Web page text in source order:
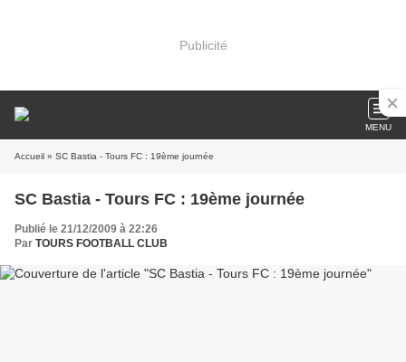
Publicité
MENU
Accueil » SC Bastia - Tours FC : 19ème journée
SC Bastia - Tours FC : 19ème journée
Publié le 21/12/2009 à 22:26
Par TOURS FOOTBALL CLUB